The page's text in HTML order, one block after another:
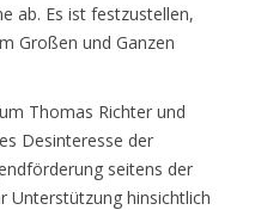
ab. Es ist festzustellen,
Großen und Ganzen
Thomas Richter und
Desinteresse der
seitens der
Unterstützung hinsichtlich